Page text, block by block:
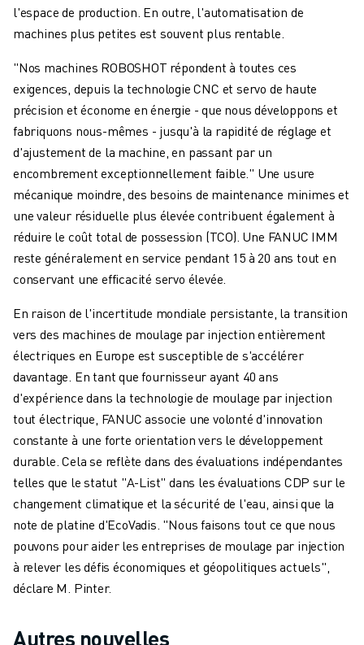
LOGICIEL ROBOCUT
ROBOCUT MAINTENANCE PRÉVENTIVE
DURABILITÉ DU ROBOCUT
SOLUTIONS IIOT
SOLUTIONS POUR L'USINE INTELLIGENTE
DES SOLUTIONS D'USINE INTELLIGENTE POUR AMÉLIORER
ENREGISTREMENT DU PRODUIT "
TÉMOIGNAGES
SOLUTIONS
INDUSTRIES
TOUTES LES INDUSTRIES
AÉROSPATIALE
AUTOMOBILE
ÉLECTRONIQUE
ALIMENTATION ET BOISSONS
MÉDICAL
PLASTIQUES
ENTREPOSAGE, LOGISTIQUE, POSTE ET COLIS
APPLICATIONS
TOUTES LES APPLICATIONS
USINAGE 5 AXES
SOUDAGE À L'ARC
ASSEMBLAGE
RECTIFICATION CNC
FRAISAGE CNC
TOURNAGE CNC
PERÇAGE ET TARAUDAGE À GRANDE VITESSE
ENTRETIEN DES MACHINES
l'espace de production. En outre, l'automatisation de
machines plus petites est souvent plus rentable.
"Nos machines ROBOSHOT répondent à toutes ces
exigences, depuis la technologie CNC et servo de haute
précision et économe en énergie - que nous développons et
fabriquons nous-mêmes - jusqu'à la rapidité de réglage et
d'ajustement de la machine, en passant par un
encombrement exceptionnellement faible." Une usure
mécanique moindre, des besoins de maintenance minimes et
une valeur résiduelle plus élevée contribuent également à
réduire le coût total de possession (TCO). Une FANUC IMM
reste généralement en service pendant 15 à 20 ans tout en
conservant une efficacité servo élevée.
En raison de l'incertitude mondiale persistante, la transition
vers des machines de moulage par injection entièrement
électriques en Europe est susceptible de s'accélérer
davantage. En tant que fournisseur ayant 40 ans
d'expérience dans la technologie de moulage par injection
tout électrique, FANUC associe une volonté d'innovation
constante à une forte orientation vers le développement
durable. Cela se reflète dans des évaluations indépendantes
telles que le statut "A-List" dans les évaluations CDP sur le
changement climatique et la sécurité de l'eau, ainsi que la
note de platine d'EcoVadis. "Nous faisons tout ce que nous
pouvons pour aider les entreprises de moulage par injection
à relever les défis économiques et géopolitiques actuels",
déclare M. Pinter.
Autres nouvelles